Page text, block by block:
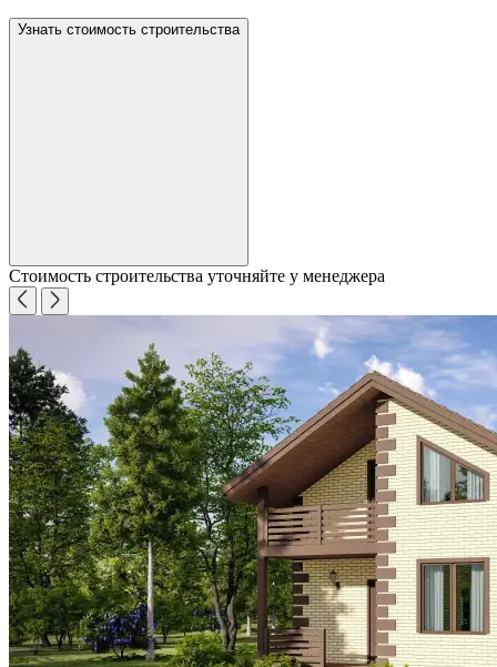
Узнать стоимость строительства
Стоимость строительства уточняйте у менеджера